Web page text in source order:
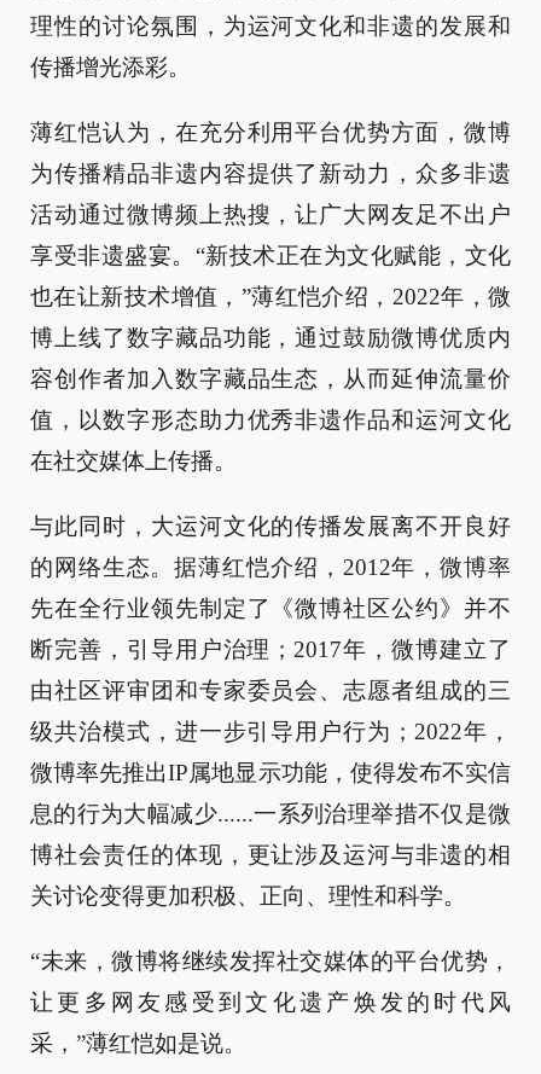
理性的讨论氛围，为运河文化和非遗的发展和
传播增光添彩。
薄红恺认为，在充分利用平台优势方面，微博
为传播精品非遗内容提供了新动力，众多非遗
活动通过微博频上热搜，让广大网友足不出户
享受非遗盛宴。“新技术正在为文化赋能，文化
也在让新技术增值，”薄红恺介绍，2022年，微
博上线了数字藏品功能，通过鼓励微博优质内
容创作者加入数字藏品生态，从而延伸流量价
值，以数字形态助力优秀非遗作品和运河文化
在社交媒体上传播。
与此同时，大运河文化的传播发展离不开良好
的网络生态。据薄红恺介绍，2012年，微博率
先在全行业领先制定了《微博社区公约》并不
断完善，引导用户治理；2017年，微博建立了
由社区评审团和专家委员会、志愿者组成的三
级共治模式，进一步引导用户行为；2022年，
微博率先推出IP属地显示功能，使得发布不实信
息的行为大幅减少......一系列治理举措不仅是微
博社会责任的体现，更让涉及运河与非遗的相
关讨论变得更加积极、正向、理性和科学。
“未来，微博将继续发挥社交媒体的平台优势，
让更多网友感受到文化遗产焕发的时代风
采，”薄红恺如是说。